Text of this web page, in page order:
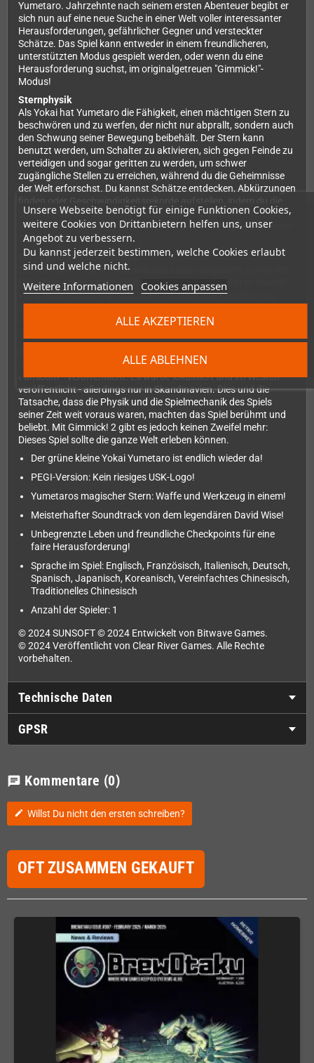
Unsere Webseite benötigt für einige Funktionen Cookies,
weitere Cookies von Drittanbietern helfen uns, unser
Angebot zu verbessern.
Du kannst jederzeit bestimmen, welche Cookies erlaubt
sind und welche nicht.
Weitere Informationen Cookies anpassen
ALLE ABLEHNEN
ALLE AKZEPTIEREN
Yumetaro. Jahrzehnte nach seinem ersten Abenteuer begibt er
sich nun auf eine neue Suche in einer Welt voller interessanter
Herausforderungen, gefährlicher Gegner und versteckter
Schätze. Das Spiel kann entweder in einem freundlicheren,
unterstützten Modus gespielt werden, oder wenn du eine
Herausforderung suchst, im originalgetreuen "Gimmick!"-
Modus!
Sternphysik
Als Yokai hat Yumetaro die Fähigkeit, einen mächtigen Stern zu
beschwören und zu werfen, der nicht nur abprallt, sondern auch
den Schwung seiner Bewegung beibehält. Der Stern kann
benutzt werden, um Schalter zu aktivieren, sich gegen Feinde zu
verteidigen und sogar geritten zu werden, um schwer
zugängliche Stellen zu erreichen, während du die Geheimnisse
der Welt erforschst. Du kannst Schätze entdecken, Abkürzungen
Sprungkraft des Sterns meisterst. Experimentiere mit ihm, um
sein volles Potenzial auszuschöpfen. Dies ist ein Spiel mit echter
Starpower!
Ein legendärer Soundtrack
Der Komponist David Wise braucht kaum vorgestellt zu werden.
Bei seiner Arbeit an dem Gimmick! 2-Soundtrack hat er sowohl
völlig neue Melodien geschrieben als auch alte Klassiker neu
von Pelle Cahndlerby erstellt und zusammen mit Joel Bille live in
Das ursprüngliche Gimmick! Spiel wurde 1992 für das
Famicom™ veröffentlicht. Es wurde lokalisiert und im Westen
veröffentlicht - allerdings nur in Skandinavien. Dies und die
Tatsache, dass die Physik und die Spielmechanik des Spiels
seiner Zeit weit voraus waren, machten das Spiel berühmt und
beliebt. Mit Gimmick! 2 gibt es jedoch keinen Zweifel mehr:
Dieses Spiel sollte die ganze Welt erleben können.
Der grüne kleine Yokai Yumetaro ist endlich wieder da!
PEGI-Version: Kein riesiges USK-Logo!
Yumetaros magischer Stern: Waffe und Werkzeug in einem!
Meisterhafter Soundtrack von dem legendären David Wise!
Unbegrenzte Leben und freundliche Checkpoints für eine
faire Herausforderung!
Sprache im Spiel: Englisch, Französisch, Italienisch, Deutsch,
Spanisch, Japanisch, Koreanisch, Vereinfachtes Chinesisch,
Traditionelles Chinesisch
Anzahl der Spieler: 1
© 2024 SUNSOFT © 2024 Entwickelt von Bitwave Games.
© 2024 Veröffentlicht von Clear River Games. Alle Rechte
vorbehalten.
Technische Daten
GPSR
chat Kommentare (0)
edit Willst Du nicht den ersten schreiben?
OFT ZUSAMMEN GEKAUFT